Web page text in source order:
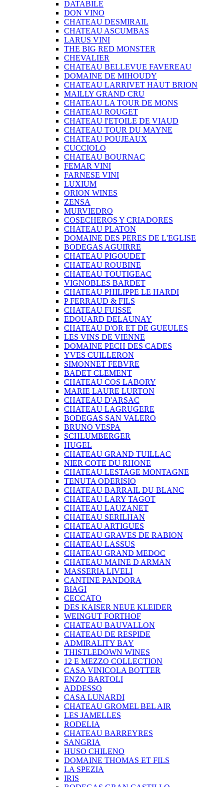
DATABILE
DON VINO
CHATEAU DESMIRAIL
CHATEAU ASCUMBAS
LARUS VINI
THE BIG RED MONSTER
CHEVALIER
CHATEAU BELLEVUE FAVEREAU
DOMAINE DE MIHOUDY
CHATEAU LARRIVET HAUT BRION
MAILLY GRAND CRU
CHATEAU LA TOUR DE MONS
CHATEAU ROUGET
CHATEAU I'ETOILE DE VIAUD
CHATEAU TOUR DU MAYNE
CHATEAU POUJEAUX
CUCCIOLO
CHATEAU BOURNAC
FEMAR VINI
FARNESE VINI
LUXIUM
ORION WINES
ZENSA
MURVIEDRO
COSECHEROS Y CRIADORES
CHATEAU PLATON
DOMAINE DES PERES DE L'EGLISE
BODEGAS AGUIRRE
CHATEAU PIGOUDET
CHATEAU ROUBINE
CHATEAU TOUTIGEAC
VIGNOBLES BARDET
CHATEAU PHILIPPE LE HARDI
P FERRAUD & FILS
CHATEAU FUISSE
EDOUARD DELAUNAY
CHATEAU D'OR ET DE GUEULES
LES VINS DE VIENNE
DOMAINE PECH DES CADES
YVES CUILLERON
SIMONNET FEBVRE
BADET CLEMENT
CHATEAU COS LABORY
MARIE LAURE LURTON
CHATEAU D'ARSAC
CHATEAU LAGRUGERE
BODEGAS SAN VALERO
BRUNO VESPA
SCHLUMBERGER
HUGEL
CHATEAU GRAND TUILLAC
NIER COTE DU RHONE
CHATEAU LESTAGE MONTAGNE
TENUTA ODERISIO
CHATEAU BARRAIL DU BLANC
CHATEAU LARY TAGOT
CHATEAU LAUZANET
CHATEAU SERILHAN
CHATEAU ARTIGUES
CHATEAU GRAVES DE RABION
CHATEAU LASSUS
CHATEAU GRAND MEDOC
CHATEAU MAINE D ARMAN
MASSERIA LIVELI
CANTINE PANDORA
BIAGI
CECCATO
DES KAISER NEUE KLEIDER
WEINGUT FORTHOF
CHATEAU BAUVALLON
CHATEAU DE RESPIDE
ADMIRALITY BAY
THISTLEDOWN WINES
12 E MEZZO COLLECTION
CASA VINICOLA BOTTER
ENZO BARTOLI
ADDESSO
CASA LUNARDI
CHATEAU GROMEL BEL AIR
LES JAMELLES
RODELIA
CHATEAU BARREYRES
SANGRIA
HUSO CHILENO
DOMAINE THOMAS ET FILS
LA SPEZIA
IRIS